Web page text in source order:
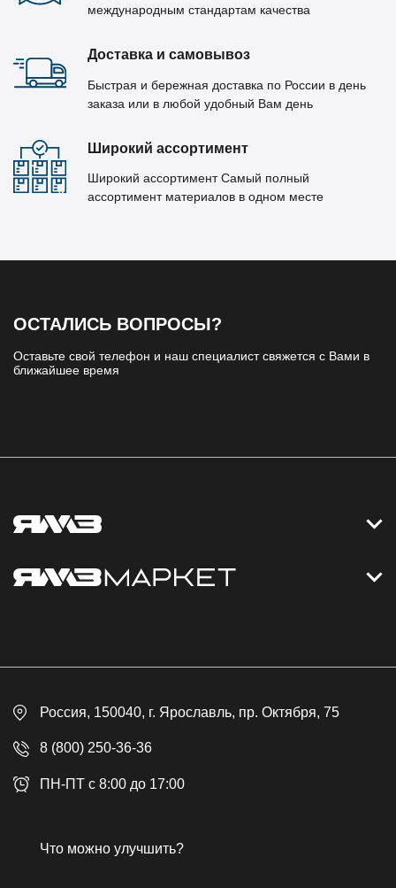
международным стандартам качества
Доставка и самовывоз
Быстрая и бережная доставка по России в день
заказа или в любой удобный Вам день
Широкий ассортимент
Широкий ассортимент Самый полный
ассортимент материалов в одном месте
ОСТАЛИСЬ ВОПРОСЫ?
Оставьте свой телефон и наш специалист свяжется с Вами в
ближайшее время
Контакты
Доставка
Контакты
Гарантия
Публичная оферта
Россия, 150040, г. Ярославль, пр. Октября, 75
8 (800) 250-36-36
ПН-ПТ с 8:00 до 17:00
Что можно улучшить?